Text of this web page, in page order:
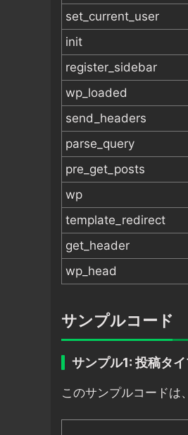
set_current_user
init
register_sidebar
wp_loaded
send_headers
parse_query
pre_get_posts
wp
template_redirect
get_header
wp_head
サンプルコード
サンプル1: 投稿タ
このサンプルコードは